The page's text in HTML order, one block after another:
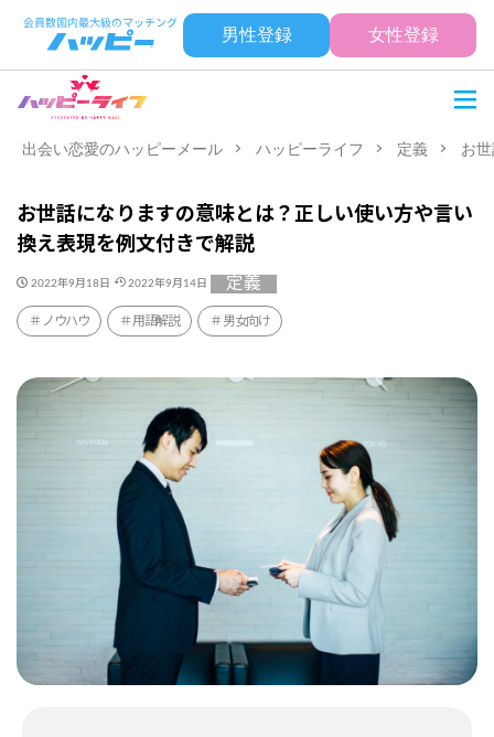
男性登録 女性登録
出会い恋愛のハッピーメール ハッピーライフ 定義 お
お世話になりますの意味とは？正しい使い方や言い
換え表現を例文付きで解説
2022年9月18日 2022年9月14日 定義
ノウハウ 用語解説 男女向け